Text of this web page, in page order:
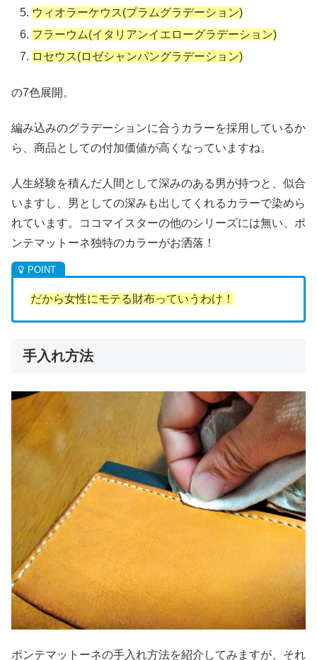
ウィオラーケウス(プラムグラデーション)
フラーウム(イタリアンイエローグラデーション)
ロセウス(ロゼシャンパングラデーション)
の7色展開。
編み込みのグラデーションに合うカラーを採用しているか
ら、商品としての付加価値が高くなっていますね。
人生経験を積んだ人間として深みのある男が持つと、似合
いますし、男としての深みも出してくれるカラーで染めら
れています。ココマイスターの他のシリーズには無い、ポ
ンテマットーネ独特のカラーがお洒落！
だから女性にモテる財布っていうわけ！
手入れ方法
ポンテマットーネの手入れ方法を紹介してみますが、それ